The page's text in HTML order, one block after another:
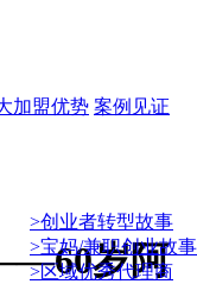
加盟优势 案例见证
>创业者转型故事
>宝妈/兼职创业故事
>区域优秀代理商
岁阿